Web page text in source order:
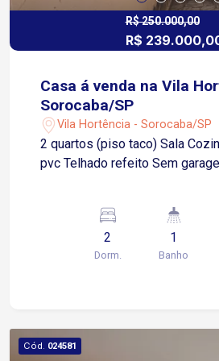
R$ 250.000,00
R$
Casa á venda na Vila
Sorocaba/SP
Vila Hortência - Sorocaba/SP
2 quartos (piso taco) Sala Cozinha Quintal
pvc Telhado refeito Sem
2
Dorm.
1
Banho
Cód. 024581